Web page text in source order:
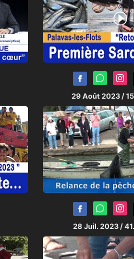
29 Août 2023 /
28 Juil. 2023 /